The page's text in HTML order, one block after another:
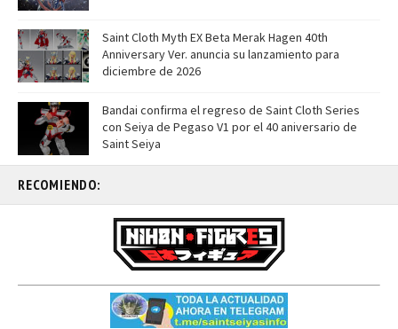
Saint Cloth Myth EX Beta Merak Hagen 40th
Anniversary Ver. anuncia su lanzamiento para
diciembre de 2026
Bandai confirma el regreso de Saint Cloth Series
con Seiya de Pegaso V1 por el 40 aniversario de
Saint Seiya
RECOMIENDO: